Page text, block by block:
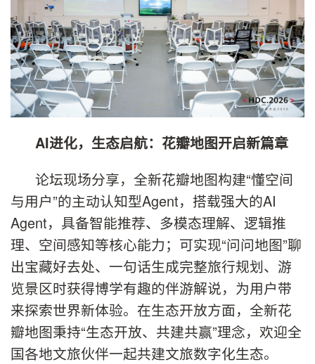
AI进化，生态启航：花瓣地图开启新篇章
论坛现场分享，全新花瓣地图构建“懂空间
与用户”的主动认知型Agent，搭载强大的AI
Agent，具备智能推荐、多模态理解、逻辑推
理、空间感知等核心能力；可实现“问问地图”聊
出宝藏好去处、一句话生成完整旅行规划、游
览景区时获得博学有趣的伴游解说，为用户带
来探索世界新体验。在生态开放方面，全新花
瓣地图秉持“生态开放、共建共赢”理念，欢迎全
国各地文旅伙伴一起共建文旅数字化生态。